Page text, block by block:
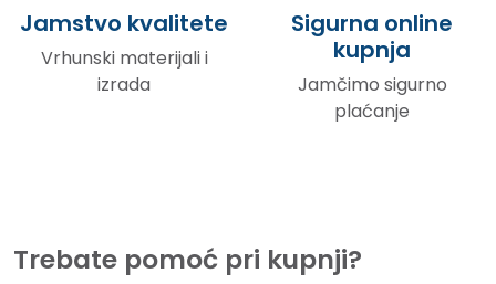
Jamstvo kvalitete
Vrhunski materijali i
izrada
Sigurna online
kupnja
Jamčimo sigurno
plaćanje
Trebate pomoć pri kupnji?